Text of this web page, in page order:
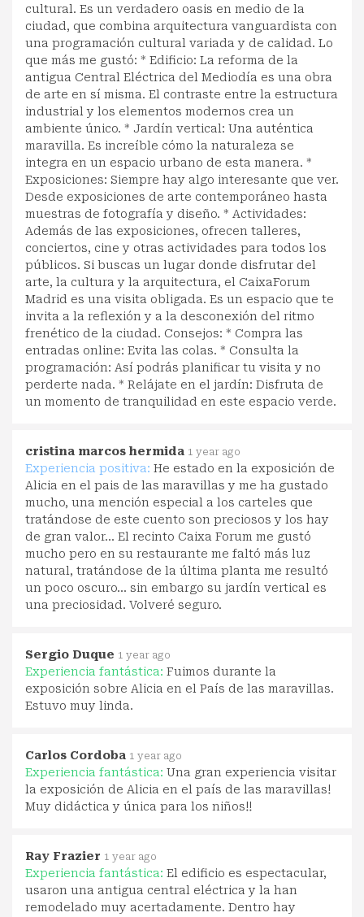
cultural. Es un verdadero oasis en medio de la
ciudad, que combina arquitectura vanguardista con
una programación cultural variada y de calidad. Lo
que más me gustó: * Edificio: La reforma de la
antigua Central Eléctrica del Mediodía es una obra
de arte en sí misma. El contraste entre la estructura
industrial y los elementos modernos crea un
ambiente único. * Jardín vertical: Una auténtica
maravilla. Es increíble cómo la naturaleza se
integra en un espacio urbano de esta manera. *
Exposiciones: Siempre hay algo interesante que ver.
Desde exposiciones de arte contemporáneo hasta
muestras de fotografía y diseño. * Actividades:
Además de las exposiciones, ofrecen talleres,
conciertos, cine y otras actividades para todos los
públicos. Si buscas un lugar donde disfrutar del
arte, la cultura y la arquitectura, el CaixaForum
Madrid es una visita obligada. Es un espacio que te
invita a la reflexión y a la desconexión del ritmo
frenético de la ciudad. Consejos: * Compra las
entradas online: Evita las colas. * Consulta la
programación: Así podrás planificar tu visita y no
perderte nada. * Relájate en el jardín: Disfruta de
un momento de tranquilidad en este espacio verde.
cristina marcos hermida 1 year ago
Experiencia positiva: He estado en la exposición de
Alicia en el pais de las maravillas y me ha gustado
mucho, una mención especial a los carteles que
tratándose de este cuento son preciosos y los hay
de gran valor... El recinto Caixa Forum me gustó
mucho pero en su restaurante me faltó más luz
natural, tratándose de la última planta me resultó
un poco oscuro... sin embargo su jardín vertical es
una preciosidad. Volveré seguro.
Sergio Duque 1 year ago
Experiencia fantástica: Fuimos durante la
exposición sobre Alicia en el País de las maravillas.
Estuvo muy linda.
Carlos Cordoba 1 year ago
Experiencia fantástica: Una gran experiencia visitar
la exposición de Alicia en el país de las maravillas!
Muy didáctica y única para los niños!!
Ray Frazier 1 year ago
Experiencia fantástica: El edificio es espectacular,
usaron una antigua central eléctrica y la han
remodelado muy acertadamente. Dentro hay